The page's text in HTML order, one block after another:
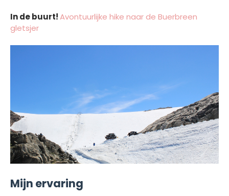
In de buurt!Avontuurlijke hike naar de Buerbreen
gletsjer
Mijn ervaring